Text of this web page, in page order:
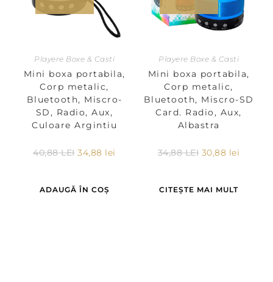
Playere Boxe & Casti
Mini boxa portabila,
Corp metalic,
Bluetooth, Miscro-
SD, Radio, Aux,
Culoare Argintiu
40,88LEI 34,88 lei
ADAUGĂ ÎN COȘ
Playere Boxe & Casti
Mini boxa portabila,
Corp metalic,
Bluetooth, Miscro-SD
Card. Radio, Aux,
Albastra
34,88LEI 30,88 lei
CITEȘTE MAI MULT